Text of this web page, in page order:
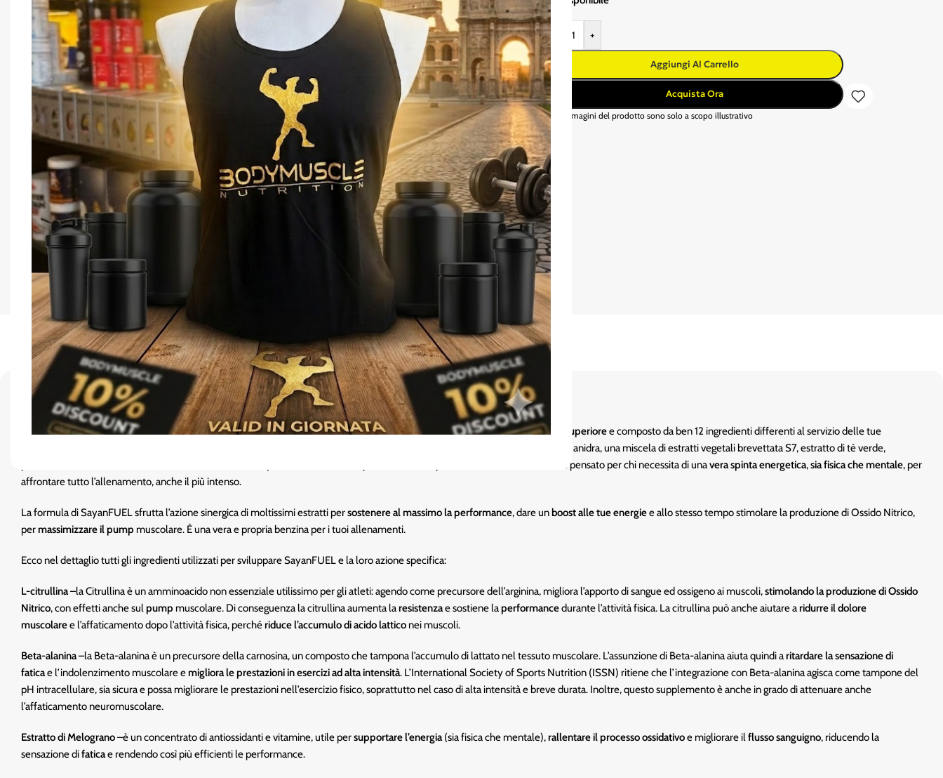
+
Aggiungi Al Carrello
Acquista Ora
* Le immagini del prodotto sono solo a scopo illustrativo
DESCRIZIONE:
SayanFUEL – STIMè l’innovativo pre-workout di Yamamoto® Nutrition pensato per portare la tua performance ad un livello superioree composto da ben 12 ingredienti differenti al servizio delle tue
prestazioni. SayanFUEL contiene L-citrullina, Beta-alanina, estratto di Melograno, L-tirosina, estratto di Alpinia galanga, caffeina anidra, una miscela di estratti vegetali brevettata S7, estratto di tè verde,
proantocianidine, vitamina B6, tiamina e vitamina B12. È quindi la versione di Sayan “stimolante”, perché contiene caffeina, ed è pensato per chi necessita di unavera spinta energetica,sia fisica che mentale, per
affrontare tutto l’allenamento, anche il più intenso.
La formula di SayanFUEL sfrutta l’azione sinergica di moltissimi estratti persostenere al massimo la performance, dare un boost alle tue energiee allo stesso tempo stimolare la produzione di Ossido Nitrico,
permassimizzare il pump muscolare. È una vera e propria benzina per i tuoi allenamenti.
Ecco nel dettaglio tutti gli ingredienti utilizzati per sviluppare SayanFUEL e la loro azione specifica:
L-citrullina–la Citrullina è un amminoacido non essenziale utilissimo per gli atleti: agendo come precursore dell’arginina, migliora l’apporto di sangue ed ossigeno ai muscoli,stimolando la produzione di Ossido
Nitrico, con effetti anche sulpump muscolare. Di conseguenza la citrullina aumenta laresistenzae sostiene laperformancedurante l’attività fisica. La citrullina può anche aiutare aridurre il dolore
muscolaree l’affaticamento dopo l’attività fisica, perchériduce l’accumulo di acido lattico nei muscoli.
Beta-alanina–la Beta-alanina è un precursore della carnosina, un composto che tampona l’accumulo di lattato nel tessuto muscolare. L’assunzione di Beta-alanina aiuta quindi aritardare la sensazione di
faticae l’indolenzimento muscolare emigliora le prestazioni in esercizi ad alta intensità. L’International Society of Sports Nutrition (ISSN) ritiene che l’integrazione con Beta-alanina agisca come tampone del
pH intracellulare, sia sicura e possa migliorare le prestazioni nell’esercizio fisico, soprattutto nel caso di alta intensità e breve durata. Inoltre, questo supplemento è anche in grado di attenuare anche
l’affaticamento neuromuscolare.
Estratto di Melograno–è un concentrato di antiossidanti e vitamine, utile persupportare l’energia(sia fisica che mentale),rallentare il processo ossidativoe migliorare ilflusso sanguigno, riducendo la
sensazione difaticae rendendo così più efficienti le performance.